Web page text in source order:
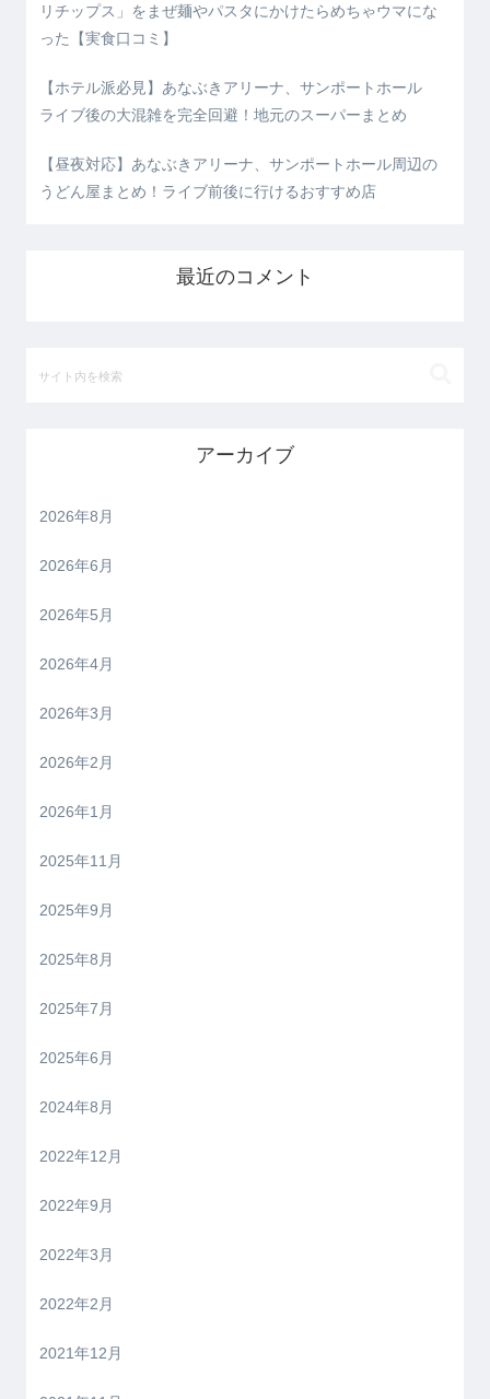
リチップス」をまぜ麺やパスタにかけたらめちゃウマにな
った【実食口コミ】
【ホテル派必見】あなぶきアリーナ、サンポートホール
ライブ後の大混雑を完全回避！地元のスーパーまとめ
【昼夜対応】あなぶきアリーナ、サンポートホール周辺の
うどん屋まとめ！ライブ前後に行けるおすすめ店
最近のコメント
アーカイブ
2026年8月
2026年6月
2026年5月
2026年4月
2026年3月
2026年2月
2026年1月
2025年11月
2025年9月
2025年8月
2025年7月
2025年6月
2024年8月
2022年12月
2022年9月
2022年3月
2022年2月
2021年12月